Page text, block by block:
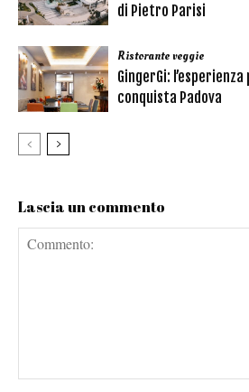
di Pietro Parisi
Ristorante veggie
GingerGi:
conquista Padova
Lascia un commento